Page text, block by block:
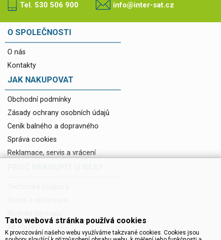
Tel. 530 506 900 info@inter-sat.cz
O SPOLEČNOSTI
O nás
Kontakty
JAK NAKUPOVAT
Obchodní podmínky
Zásady ochrany osobních údajů
Ceník balného a dopravného
Správa cookies
Reklamace, servis a vrácení
Tato webová stránka používá cookies
K provozování našeho webu využíváme takzvané cookies. Cookies jsou